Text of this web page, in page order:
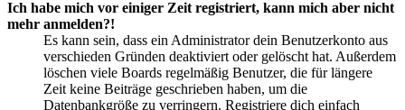
Ich habe mich vor einiger Zeit registriert, kann mich aber nicht
mehr anmelden?!
Es kann sein, dass ein Administrator dein Benutzerkonto aus
verschieden Gründen deaktiviert oder gelöscht hat. Außerdem
löschen viele Boards regelmäßig Benutzer, die für längere
Zeit keine Beiträge geschrieben haben, um die
Datenbankgröße zu verringern. Registriere dich einfach